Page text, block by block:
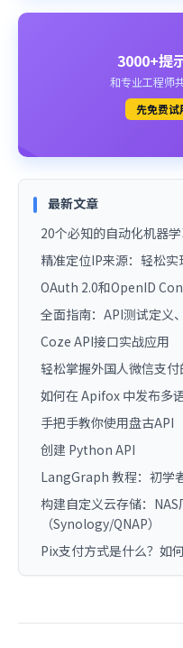
3000+提
和专业工程师
先免费
最新文章
20个必知的自动化机器
精准定位IP来源：轻松
OAuth 2.0和OpenID
全面指南：API测试定义
Coze API接口实战应用
轻松掌握外国人微信支
如何在 Apifox 中发布多
手把手教你使用盘古API
创建 Python API
LangGraph 教程：初学
构建自定义云存储：
（Synology/QNAP）
Pix支付方式是什么？如